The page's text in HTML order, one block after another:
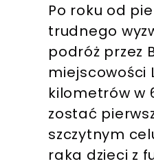
Po roku od
trudnego
podróż przez
miejscowości
kilometrów w
zostać
szczytnym
raka dzieci z